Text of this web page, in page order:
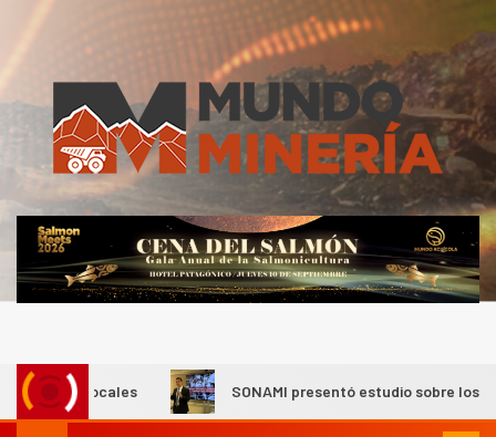
locales SONAMI presentó estudio sobre los distritos
3 I+D